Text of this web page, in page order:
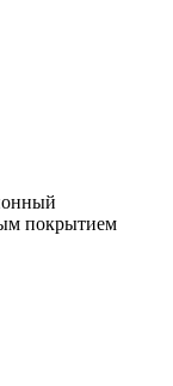
покрытием